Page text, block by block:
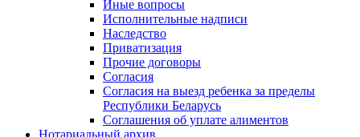
Иные вопросы
Исполнительные надписи
Наследство
Приватизация
Прочие договоры
Согласия
Согласия на выезд ребенка за пределы
Республики Беларусь
Соглашения об уплате алиментов
Нотариальный архив